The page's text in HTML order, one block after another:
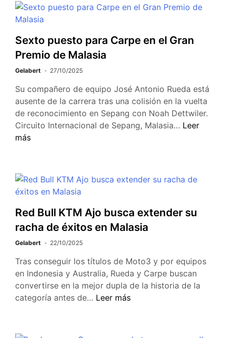
Sexto puesto para Carpe en el Gran
Premio de Malasia
Gelabert 27/10/2025
Su compañero de equipo José Antonio Rueda está
ausente de la carrera tras una colisión en la vuelta
de reconocimiento en Sepang con Noah Dettwiler.
Circuito Internacional de Sepang, Malasia… Leer
más
Red Bull KTM Ajo busca extender su
racha de éxitos en Malasia
Gelabert 22/10/2025
Tras conseguir los títulos de Moto3 y por equipos
en Indonesia y Australia, Rueda y Carpe buscan
convertirse en la mejor dupla de la historia de la
categoría antes de… Leer más